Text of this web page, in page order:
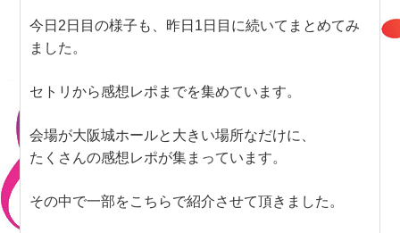
今日2日目の様子も、昨日1日目に続いてまとめてみ
ました。
セトリから感想レポまでを集めています。
会場が大阪城ホールと大きい場所なだけに、
たくさんの感想レポが集まっています。
その中で一部をこちらで紹介させて頂きました。